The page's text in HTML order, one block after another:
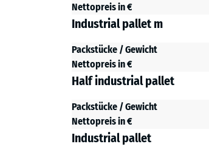
Nettopreis in €
Industrial pallet m
Packstücke / Gewicht
Nettopreis in €
Half industrial pallet
Packstücke / Gewicht
Nettopreis in €
Industrial pallet